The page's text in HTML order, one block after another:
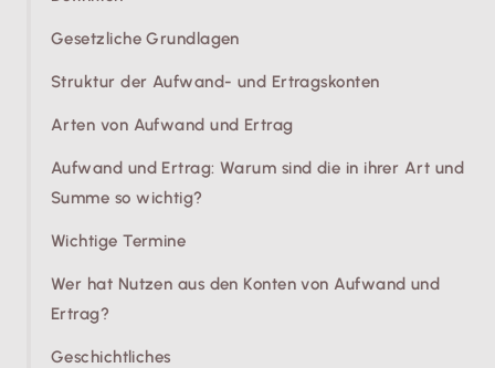
Gesetzliche Grundlagen
Struktur der Aufwand- und Ertragskonten
Arten von Aufwand und Ertrag
Aufwand und Ertrag: Warum sind die in ihrer Art und
Summe so wichtig?
Wichtige Termine
Wer hat Nutzen aus den Konten von Aufwand und
Ertrag?
Geschichtliches